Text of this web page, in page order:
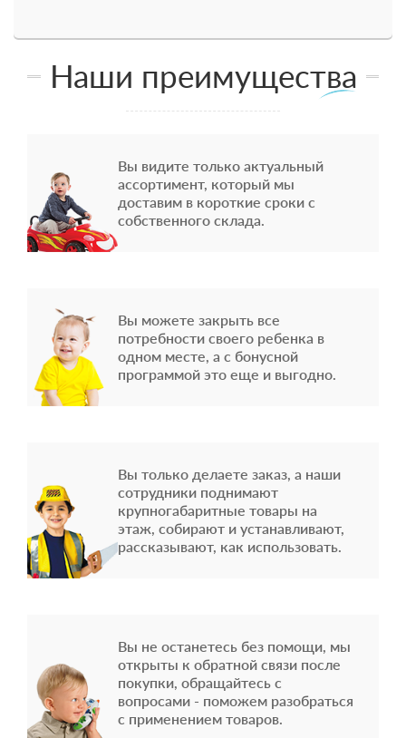
Наши преимущества
Вы видите только актуальный
ассортимент, который мы
доставим в короткие сроки с
собственного склада.
Вы можете закрыть все
потребности своего ребенка в
одном месте, а с бонусной
программой это еще и выгодно.
Вы только делаете заказ, а наши
сотрудники поднимают
крупногабаритные товары на
этаж, собирают и устанавливают,
рассказывают, как использовать.
Вы не останетесь без помощи, мы
открыты к обратной связи после
покупки, обращайтесь с
вопросами - поможем разобраться
с применением товаров.